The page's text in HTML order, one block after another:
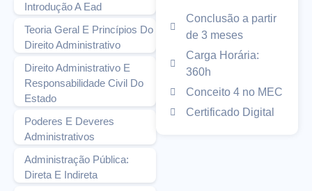
Introdução A Ead
Teoria Geral E Princípios Do
Direito Administrativo
Direito Administrativo E
Responsabilidade Civil Do
Estado
Poderes E Deveres
Administrativos
Administração Pública:
Direta E Indireta
Conclusão a partir
de 3 meses
Carga Horária:
360h
Conceito 4 no MEC
Certificado Digital